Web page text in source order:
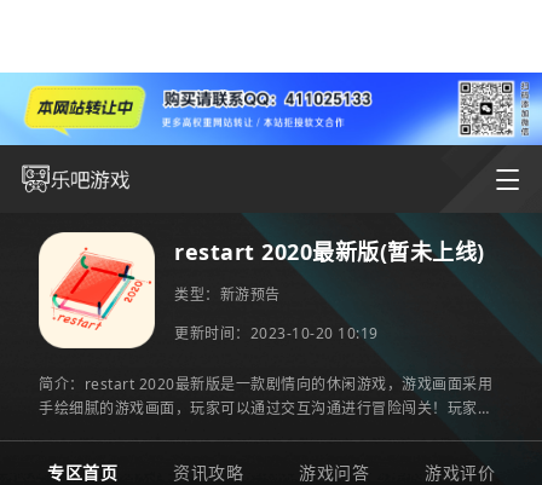
restart 2020最新版(暂未上线)
类型： 新游预告
更新时间：2023-10-20 10:19
简介：restart 2020最新版是一款剧情向的休闲游戏，游戏画面采用
手绘细腻的游戏画面，玩家可以通过交互沟通进行冒险闯关！玩家还
专区首页 资讯攻略 游戏问答 游戏评价